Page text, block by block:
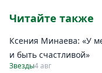
Читайте также
Ксения Минаева: «У
и быть счастливой»
Звезды4 авг